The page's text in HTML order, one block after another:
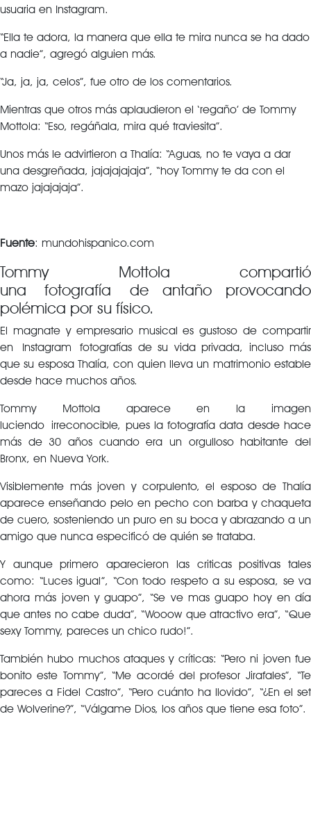
usuaria en Instagram.
“Ella te adora, la manera que ella te mira nunca se ha dado
a nadie”, agregó alguien más.
“Ja, ja, ja, celos”, fue otro de los comentarios.
Mientras que otros más aplaudieron el ‘regaño’ de Tommy
Mottola: “Eso, regáñala, mira qué traviesita”.
Unos más le advirtieron a Thalía: “Aguas, no te vaya a dar
una desgreñada, jajajajajaja”, “hoy Tommy te da con el
mazo jajajajaja”.
Fuente: mundohispanico.com
Tommy Mottola compartió
una fotografía de antaño provocando
polémica por su físico.
El magnate y empresario musical es gustoso de compartir
en Instagram fotografías de su vida privada, incluso más
que su esposa Thalía, con quien lleva un matrimonio estable
desde hace muchos años.
Tommy Mottola aparece en la imagen
luciendo irreconocible, pues la fotografía data desde hace
más de 30 años cuando era un orgulloso habitante del
Bronx, en Nueva York.
Visiblemente más joven y corpulento, el esposo de Thalía
aparece enseñando pelo en pecho con barba y chaqueta
de cuero, sosteniendo un puro en su boca y abrazando a un
amigo que nunca especificó de quién se trataba.
Y aunque primero aparecieron las criticas positivas tales
como: “Luces igual”, “Con todo respeto a su esposa, se va
ahora más joven y guapo”, “Se ve mas guapo hoy en día
que antes no cabe duda”, “Wooow que atractivo era”, “Que
sexy Tommy, pareces un chico rudo!”.
También hubo muchos ataques y críticas: “Pero ni joven fue
bonito este Tommy”, “Me acordé del profesor Jirafales”, “Te
pareces a Fidel Castro”, “Pero cuánto ha llovido”, “¿En el set
de Wolverine?”, “Válgame Dios, los años que tiene esa foto”.